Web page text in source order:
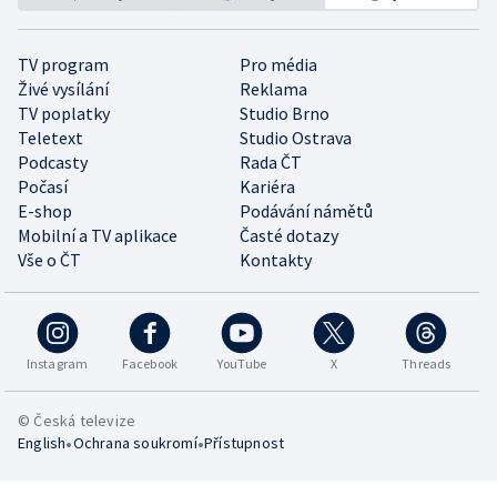
TV program
Pro média
Živé vysílání
Reklama
TV poplatky
Studio Brno
Teletext
Studio Ostrava
Podcasty
Rada ČT
Počasí
Kariéra
E-shop
Podávání námětů
Mobilní a TV aplikace
Časté dotazy
Vše o ČT
Kontakty
Instagram Facebook YouTube X Threads
© Česká televize
English•Ochrana soukromí•Přístupnost